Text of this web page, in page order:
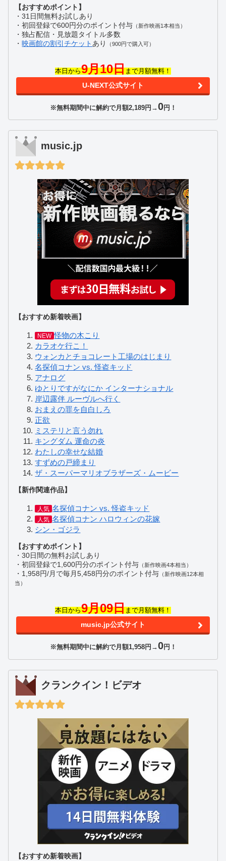
【おすすめポイント】
・31日間無料お試しあり
・初回登録で600円分のポイント付与 （新作映画1本相当）
・独占配信・見放題タイトル多数
・映画館の割引チケット あり （900円で購入可）
本日から9月10日まで月額無料！
U-NEXT公式サイト
※無料期間中に解約で月額2,189円→0円！
music.jp
【おすすめ新着映画】
NEW 怪物の木こり
カラオケ行こ！
ウォンカとチョコレート工場のはじまり
名探偵コナン vs. 怪盗キッド
アナログ
ゆとりですがなにか インターナショナル
岸辺露伴 ルーヴルへ行く
おまえの罪を自白しろ
正欲
ミステリと言う勿れ
キングダム 運命の炎
わたしの幸せな結婚
すずめの戸締まり
ザ・スーパーマリオブラザーズ・ムービー
【新作関連作品】
人気 名探偵コナン vs. 怪盗キッド
人気 名探偵コナン ハロウィンの花嫁
シン・ゴジラ
【おすすめポイント】
・30日間の無料お試しあり
・初回登録で1,600円分のポイント付与 （新作映画4本相当）
・1,958円/月で毎月5,458円分のポイント付与 （新作映画12本相
当）
本日から9月09日まで月額無料！
music.jp公式サイト
※無料期間中に解約で月額1,958円→0円！
クランクイン！ビデオ
【おすすめ新着映画】